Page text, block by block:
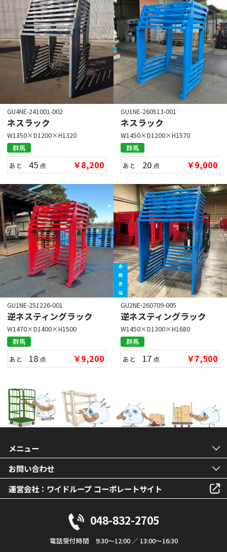
GU4NE-241001-002
ネスラック
W1350×D1200×H1320
群馬
あと45 点 ￥8,200
GU1NE-260513-001
ネスラック
W1450×D1200×H1570
群馬
あと 20 点 ￥9,000
GU1NE-251226-001
逆ネスティングラック
W1470×D1400×H1500
群馬
あと 18 点 ￥9,200
GU2NE-260709-005
逆ネスティングラック
W1450×D1300×H1680
群馬
あと 17 点 ￥7,500
メニュー
お問い合わせ
運営会社：ワイドループ コーポレートサイト
048-832-2705
電話受付時間 9:30～12:00 ／ 13:00～16:30